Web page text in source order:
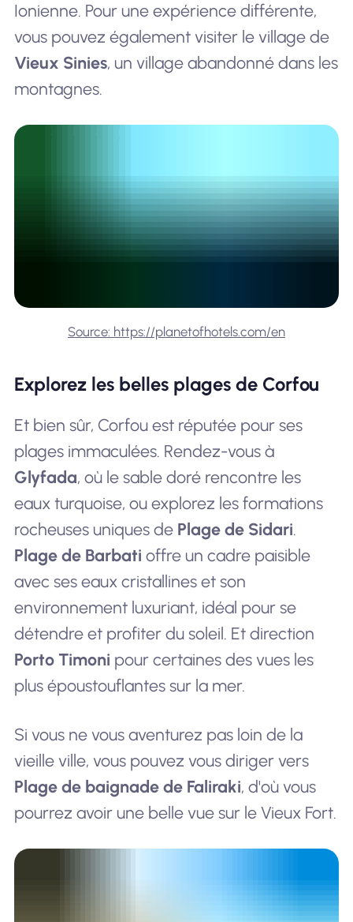
Ionienne. Pour une expérience différente,
vous pouvez également visiter le village de
Vieux Sinies, un village abandonné dans les
montagnes.
Source: https://planetofhotels.com/en
Explorez les belles plages de Corfou
Et bien sûr, Corfou est réputée pour ses
plages immaculées. Rendez-vous à
Glyfada, où le sable doré rencontre les
eaux turquoise, ou explorez les formations
rocheuses uniques de Plage de Sidari.
Plage de Barbati offre un cadre paisible
avec ses eaux cristallines et son
environnement luxuriant, idéal pour se
détendre et profiter du soleil. Et direction
Porto Timoni pour certaines des vues les
plus époustouflantes sur la mer.
Si vous ne vous aventurez pas loin de la
vieille ville, vous pouvez vous diriger vers
Plage de baignade de Faliraki, d'où vous
pourrez avoir une belle vue sur le Vieux Fort.